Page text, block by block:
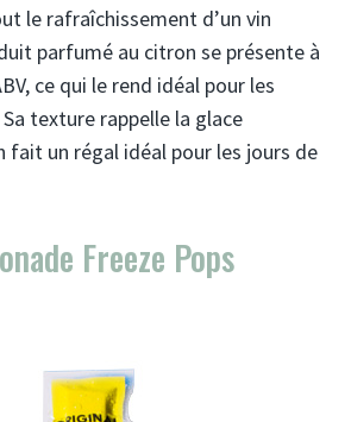
le rafraîchissement d’un vin
parfumé au citron se présente à
ce qui le rend idéal pour les
texture rappelle la glace
fait un régal idéal pour les jours de
Freeze Pops